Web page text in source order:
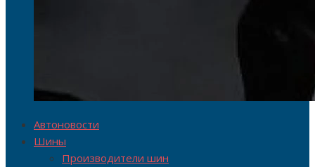
Автоновости
Шины
Производители шин